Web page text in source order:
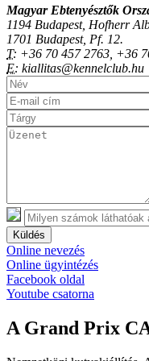
Magyar Ebtenyésztők
1194 Budapest, Hofherr
1701 Budapest, Pf. 12.
T: +36 70 457 2763, +36
E: kiallitas@kennelclub.hu
Küldés
Online nevezés
Online ügyintézés
Facebook oldal
Youtube csatorna
A Grand Prix